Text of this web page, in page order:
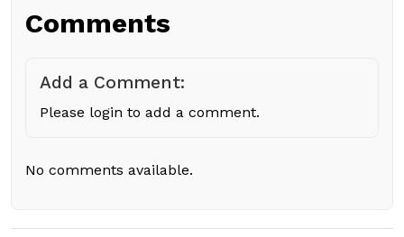
Comments
Add a Comment:
Please login to add a comment.
No comments available.